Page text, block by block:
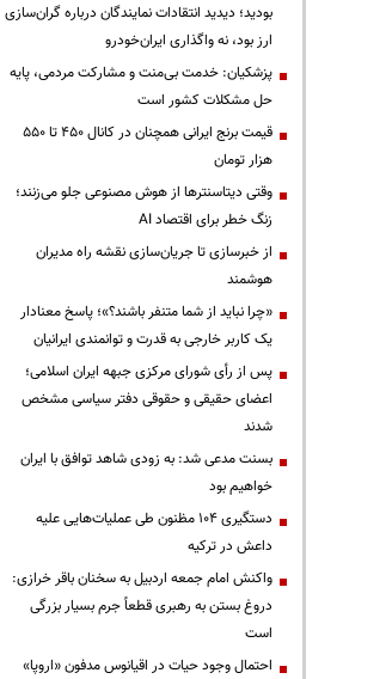
بودید؛ دیدید انتقادات نمایندگان درباره گران‌سازی
ارز بود، نه واگذاری ایران‌خودرو
پزشکیان: خدمت بی‌منت و مشارکت مردمی، پایه
حل مشکلات کشور است
قیمت‌ برنج ایرانی همچنان در کانال ۴۵۰ تا ۵۵۰
هزار تومان
وقتی دیتاسنترها از هوش مصنوعی جلو می‌زنند؛
زنگ خطر برای اقتصاد AI
از خبرسازی تا جریان‌سازی نقشه راه مدیران
هوشمند
«چرا نباید از شما متنفر باشند؟»؛ پاسخ معنادار
یک کاربر خارجی به قدرت و توانمندی ایرانیان
پس از رأی شورای مرکزی جبهه ایران اسلامی؛
اعضای حقیقی و حقوقی دفتر سیاسی مشخص
شدند
بسنت مدعی شد: به زودی شاهد توافق با ایران
خواهیم بود
دستگیری ۱۰۴ مظنون طی عملیات‌هایی علیه
داعش در ترکیه
واکنش امام جمعه اردبیل به سخنان باقر خرازی:
دروغ بستن به رهبری قطعاً جرم بسیار بزرگی
است
احتمال وجود حیات در اقیانوس مدفون «اروپا»